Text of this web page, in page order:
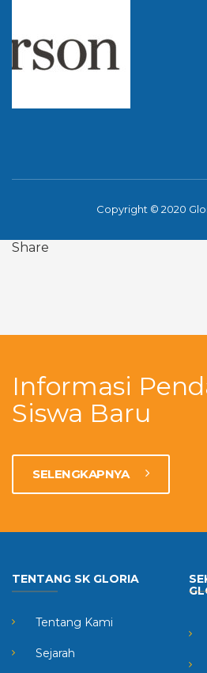
Copyright © 2020
Share
Informasi
Siswa Baru
SELENGKAPNYA
TENTANG SK GLORIA
Tentang Kami
Sejarah